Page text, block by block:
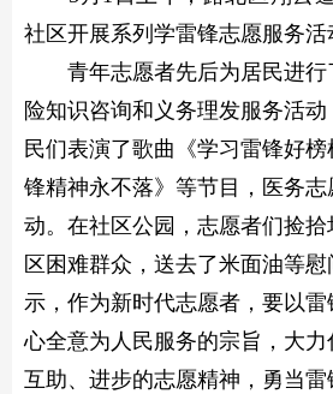
社区开展系列学雷锋志愿服务活
青年志愿者先后为居民进行
险知识咨询和义务理发服务活
民们表演了歌曲《学习雷锋好
锋精神永不落》等节目，医务
动。在社区公园，志愿者们捡
区困难群众，送去了米面油等
示，作为新时代志愿者，要以
心全意为人民服务的宗旨，大力
互助、进步的志愿精神，勇当雷